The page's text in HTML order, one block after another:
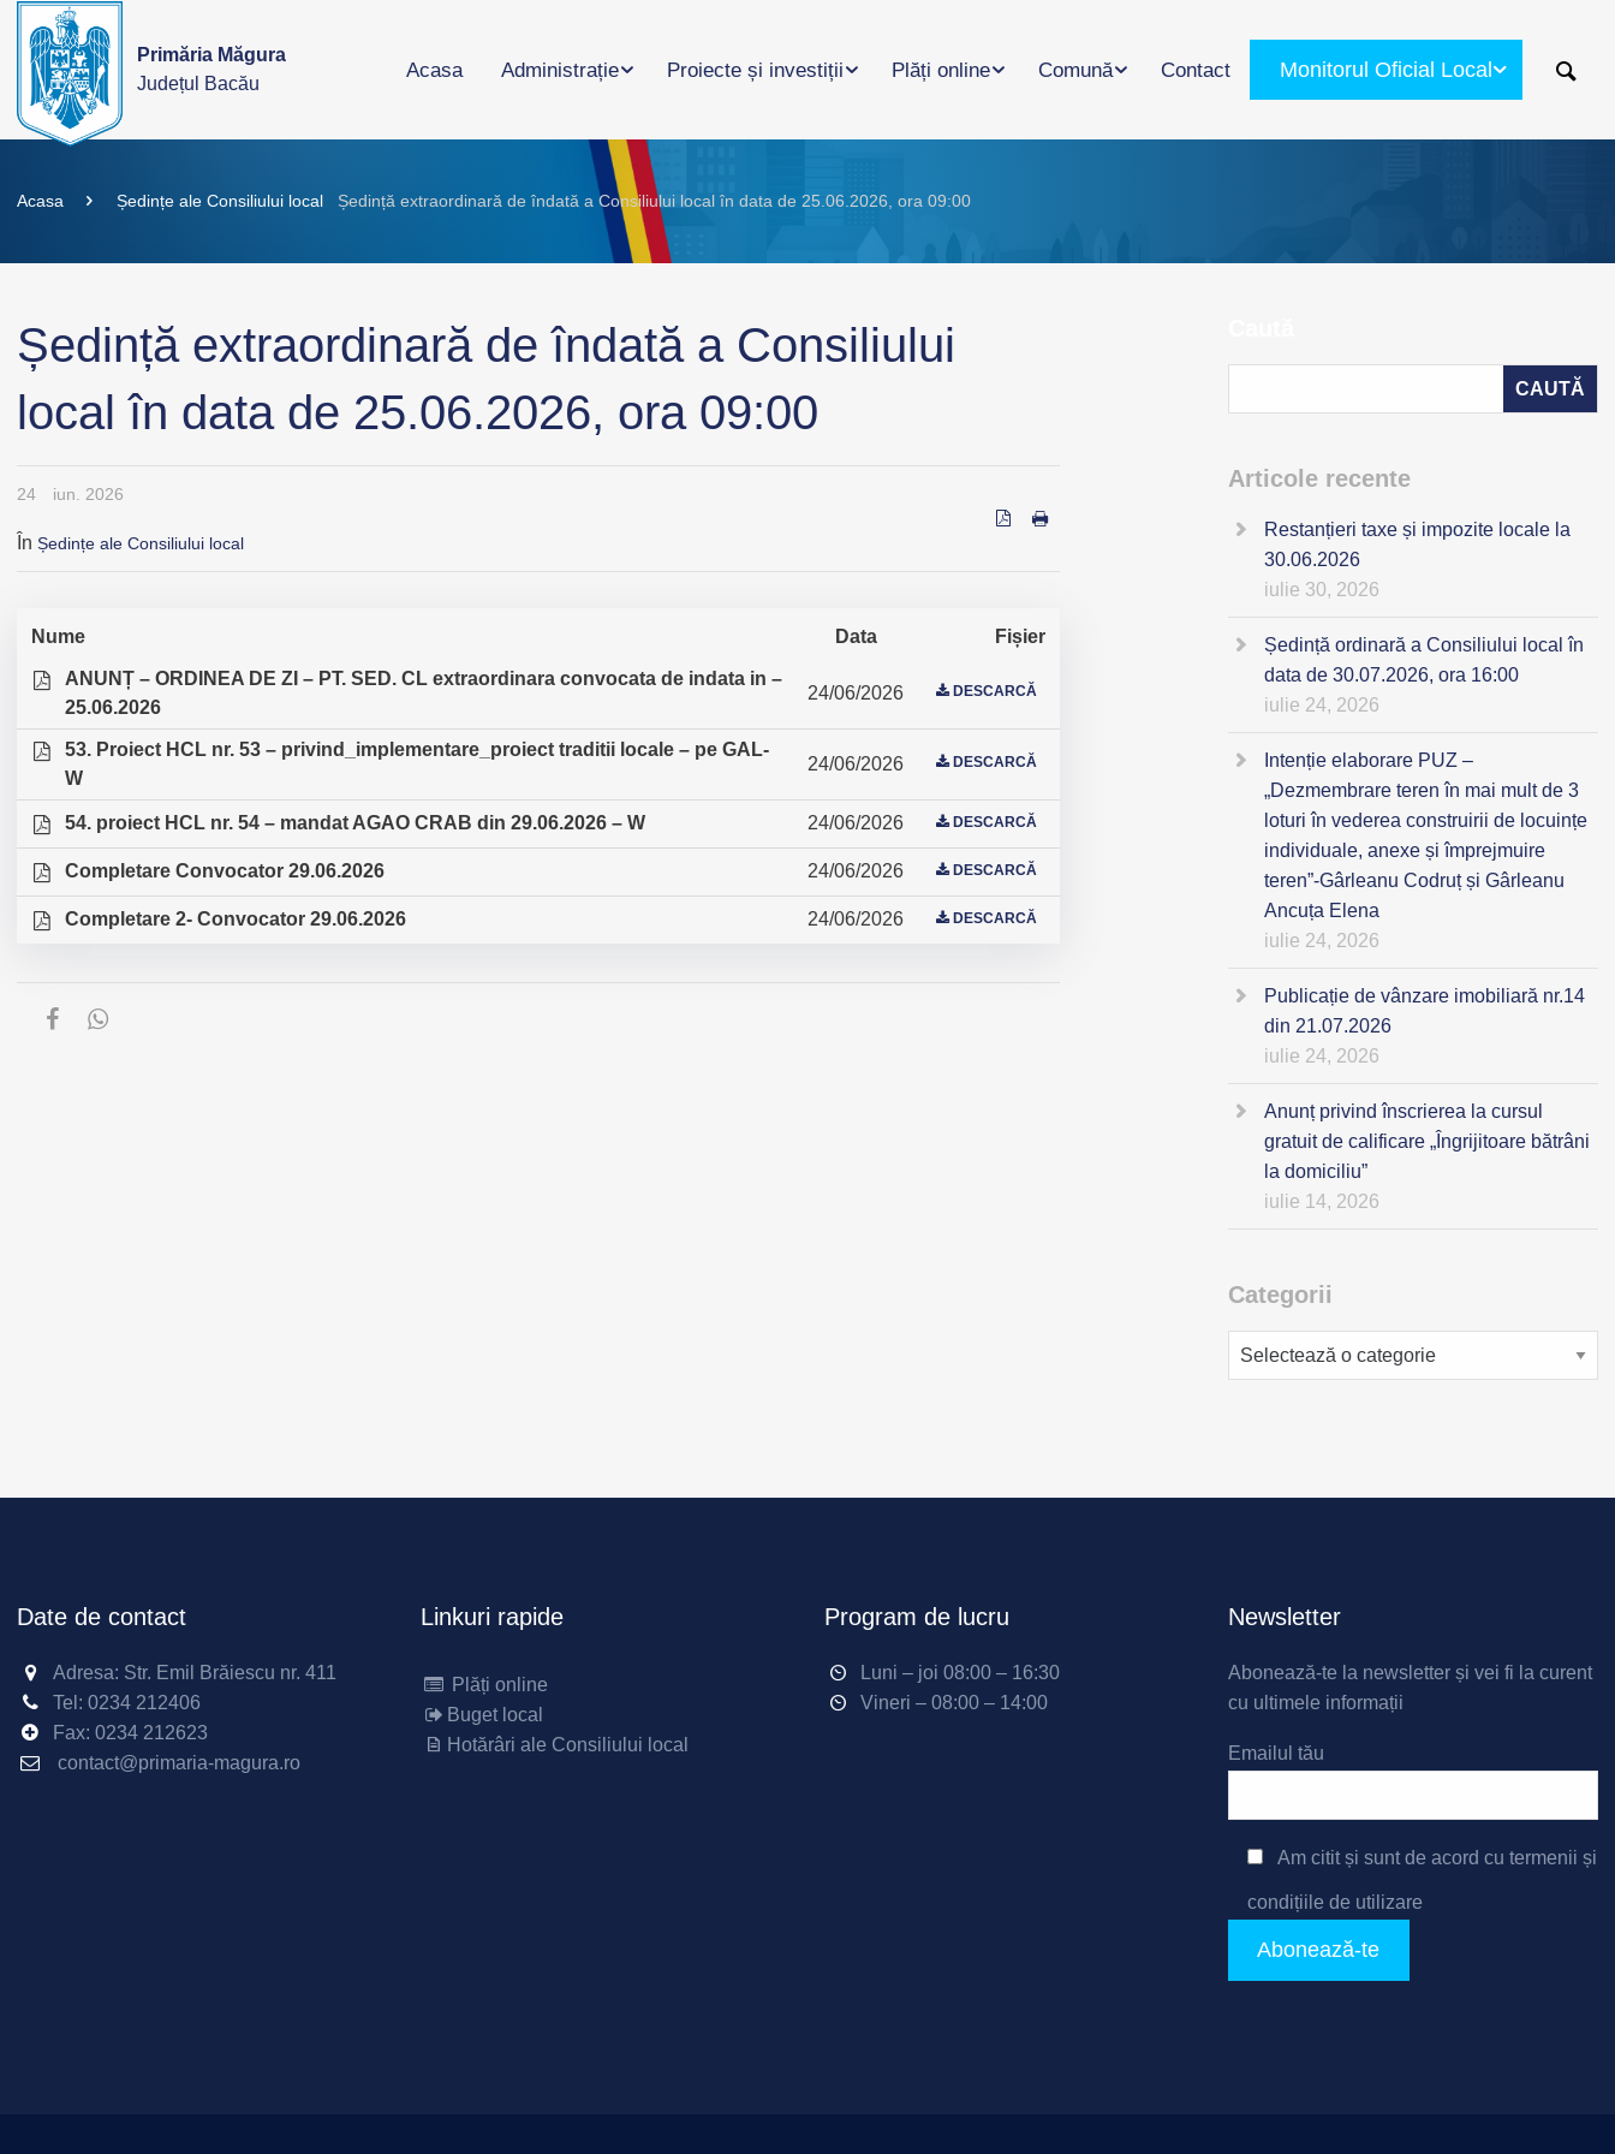
Primăria Măgura
Județul Bacău
Acasa Administrație Proiecte și investiții Plăți online Comună Contact Monitorul Oficial Local
Acasa Ședințe ale Consiliului local Ședință extraordinară de îndată a Consiliului local în data de 25.06.2026, ora 09:00
Ședință extraordinară de îndată a Consiliului
local în data de 25.06.2026, ora 09:00
24 iun. 2026
În Ședințe ale Consiliului local
Nume Data Fișier
ANUNȚ – ORDINEA DE ZI – PT. SED. CL extraordinara convocata de indata in –
25.06.2026
24/06/2026 DESCARCĂ
53. Proiect HCL nr. 53 – privind_implementare_proiect traditii locale – pe GAL-
W
24/06/2026 DESCARCĂ
54. proiect HCL nr. 54 – mandat AGAO CRAB din 29.06.2026 – W 24/06/2026 DESCARCĂ
Completare Convocator 29.06.2026 24/06/2026 DESCARCĂ
Completare 2- Convocator 29.06.2026 24/06/2026 DESCARCĂ
Articole recente
Restanțieri taxe și impozite locale la
30.06.2026
iulie 30, 2026
Ședință ordinară a Consiliului local în
data de 30.07.2026, ora 16:00
iulie 24, 2026
Intenție elaborare PUZ –
„Dezmembrare teren în mai mult de 3
loturi în vederea construirii de locuințe
individuale, anexe și împrejmuire
teren”-Gârleanu Codruț și Gârleanu
Ancuța Elena
iulie 24, 2026
Publicație de vânzare imobiliară nr.14
din 21.07.2026
iulie 24, 2026
Anunț privind înscrierea la cursul
gratuit de calificare „Îngrijitoare bătrâni
la domiciliu”
iulie 14, 2026
Categorii
Categorii
Date de contact
Adresa: Str. Emil Brăiescu nr. 411
Tel: 0234 212406
Fax: 0234 212623
contact@primaria-magura.ro
Linkuri rapide
Plăți online
Buget local
Hotărâri ale Consiliului local
Program de lucru
Luni – joi 08:00 – 16:30
Vineri – 08:00 – 14:00
Newsletter
Abonează-te la newsletter și vei fi la curent
cu ultimele informații
Emailul tău
Am citit și sunt de acord cu termenii și
condițiile de utilizare